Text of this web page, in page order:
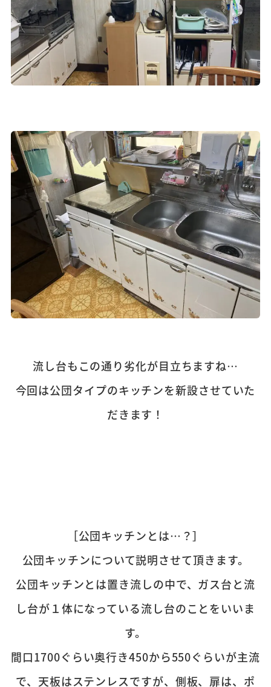
流し台もこの通り劣化が目立ちますね…
今回は公団タイプのキッチンを新設させていた
だきます！
［公団キッチンとは…？］
公団キッチンについて説明させて頂きます。
公団キッチンとは置き流しの中で、ガス台と流
し台が１体になっている流し台のことをいいま
す。
間口1700ぐらい奥行き450から550ぐらいが主流
で、天板はステンレスですが、側板、扉は、ポ